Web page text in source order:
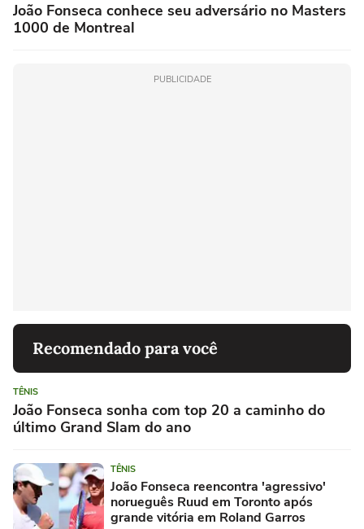
João Fonseca conhece seu adversário no Masters
1000 de Montreal
PUBLICIDADE
Recomendado para você
TÊNIS
João Fonseca sonha com top 20 a caminho do
último Grand Slam do ano
TÊNIS
João Fonseca reencontra 'agressivo'
norueguês Ruud em Toronto após
grande vitória em Roland Garros